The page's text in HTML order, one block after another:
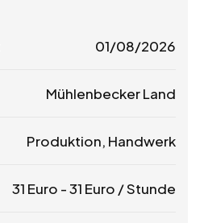
01/08/2026
Mühlenbecker Land
Produktion, Handwerk
31 Euro -31 Euro / Stunde